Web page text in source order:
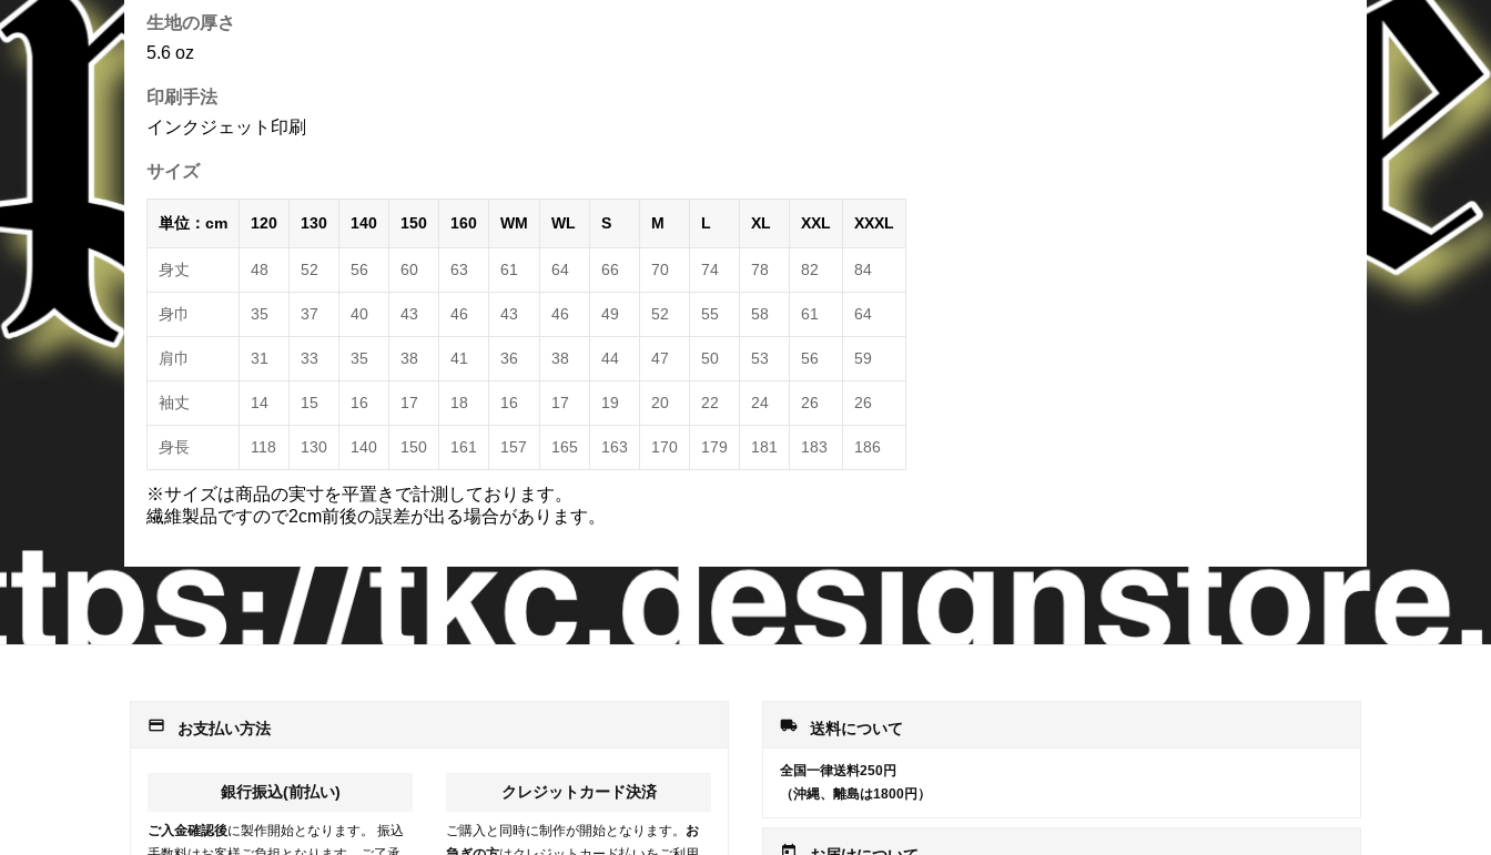
生地の厚さ
5.6 oz
印刷手法
インクジェット印刷
サイズ
単位：cm 120 130 140 150 160 WM WL S M L XL XXL XXXL
身丈 48 52 56 60 63 61 64 66 70 74 78 82 84
身巾 35 37 40 43 46 43 46 49 52 55 58 61 64
肩巾 31 33 35 38 41 36 38 44 47 50 53 56 59
袖丈 14 15 16 17 18 16 17 19 20 22 24 26 26
身長 118 130 140 150 161 157 165 163 170 179 181 183 186
※サイズは商品の実寸を平置きで計測しております。
繊維製品ですので2cm前後の誤差が出る場合があります。
payment お支払い方法
銀行振込(前払い)
ご入金確認後に製作開始となります。 振込
クレジットカード決済
ご購入と同時に制作が開始となります。 お
local_shipping 送料について
全国一律送料250円
（沖縄、離島は1800円）